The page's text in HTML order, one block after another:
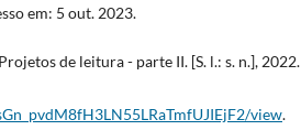
em: 5 out. 2023.
de leitura - parte II. [S. l.: s. n.], 2022.
view.